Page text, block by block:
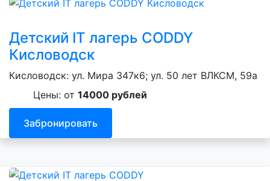
Детский IT лагерь CODDY
Кисловодск
Кисловодск: ул. Мира 347к6; ул. 50 лет ВЛКСМ, 59а
Цены: от 14000 рублей
Забронировать